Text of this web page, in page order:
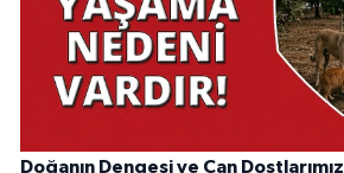
Doğanın Dengesi ve Can Dostlarımız